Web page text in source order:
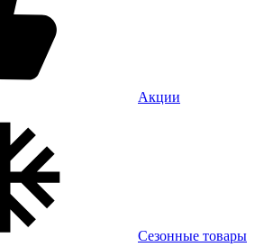
Акции
Сезонные товары